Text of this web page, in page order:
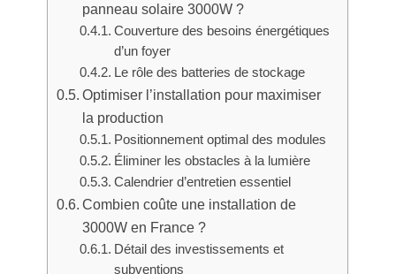
panneau solaire 3000W ?
Couverture des besoins énergétiques
d’un foyer
Le rôle des batteries de stockage
Optimiser l’installation pour maximiser
la production
Positionnement optimal des modules
Éliminer les obstacles à la lumière
Calendrier d’entretien essentiel
Combien coûte une installation de
3000W en France ?
Détail des investissements et
subventions